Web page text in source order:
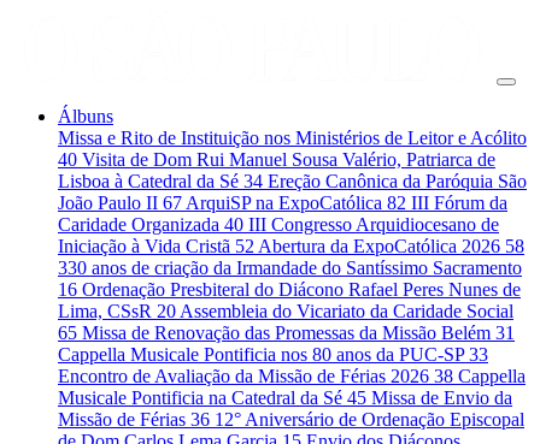
Álbuns
Missa e Rito de Instituição nos Ministérios de Leitor e Acólito
40 Visita de Dom Rui Manuel Sousa Valério, Patriarca de
Lisboa à Catedral da Sé 34 Ereção Canônica da Paróquia São
João Paulo II 67 ArquiSP na ExpoCatólica 82 III Fórum da
Caridade Organizada 40 III Congresso Arquidiocesano de
Iniciação à Vida Cristã 52 Abertura da ExpoCatólica 2026 58
330 anos de criação da Irmandade do Santíssimo Sacramento
16 Ordenação Presbiteral do Diácono Rafael Peres Nunes de
Lima, CSsR 20 Assembleia do Vicariato da Caridade Social
65 Missa de Renovação das Promessas da Missão Belém 31
Cappella Musicale Pontificia nos 80 anos da PUC-SP33
Encontro de Avaliação da Missão de Férias 2026 38 Cappella
Musicale Pontificia na Catedral da Sé 45 Missa de Envio da
Missão de Férias 36 12° Aniversário de Ordenação Episcopal